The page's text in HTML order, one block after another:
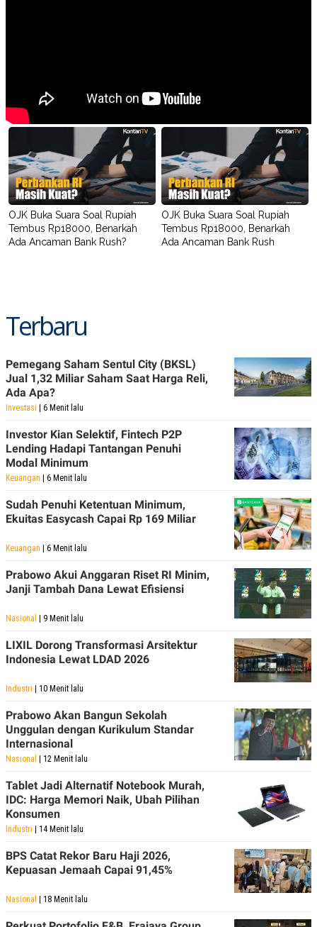
OJK Buka Suara Soal Rupiah
Tembus Rp18000, Benarkah
Ada Ancaman Bank Rush?
OJK Buka Suara Soal Rupiah
Tembus Rp18000, Benarkah
Ada Ancaman Bank Rush
Terbaru
Pemegang Saham Sentul City (BKSL)
Jual 1,32 Miliar Saham Saat Harga Reli,
Ada Apa?
Investasi | 6 Menit lalu
Investor Kian Selektif, Fintech P2P
Lending Hadapi Tantangan Penuhi
Modal Minimum
Keuangan | 6 Menit lalu
Sudah Penuhi Ketentuan Minimum,
Ekuitas Easycash Capai Rp 169 Miliar
Keuangan | 6 Menit lalu
Prabowo Akui Anggaran Riset RI Minim,
Janji Tambah Dana Lewat Efisiensi
Nasional | 9 Menit lalu
LIXIL Dorong Transformasi Arsitektur
Indonesia Lewat LDAD 2026
Industri | 10 Menit lalu
Prabowo Akan Bangun Sekolah
Unggulan dengan Kurikulum Standar
Internasional
Nasional | 12 Menit lalu
Tablet Jadi Alternatif Notebook Murah,
IDC: Harga Memori Naik, Ubah Pilihan
Konsumen
Industri | 14 Menit lalu
BPS Catat Rekor Baru Haji 2026,
Kepuasan Jemaah Capai 91,45%
Nasional | 18 Menit lalu